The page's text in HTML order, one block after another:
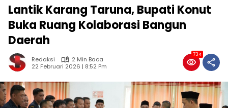
Lantik Karang Taruna, Bupati Konut
Buka Ruang Kolaborasi Bangun
Daerah
Redaksi
2 Min Baca
22 Februari 2026 | 8:52 Pm
734